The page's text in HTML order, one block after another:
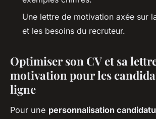
Une lettre de motivation axée sur
et les besoins du recruteur.
Optimiser son CV et sa
motivation pour les
ligne
Pour une personnalisation